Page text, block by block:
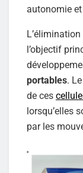
autonomie
l’objectif
portables.
de ces
lorsqu’elles
par les